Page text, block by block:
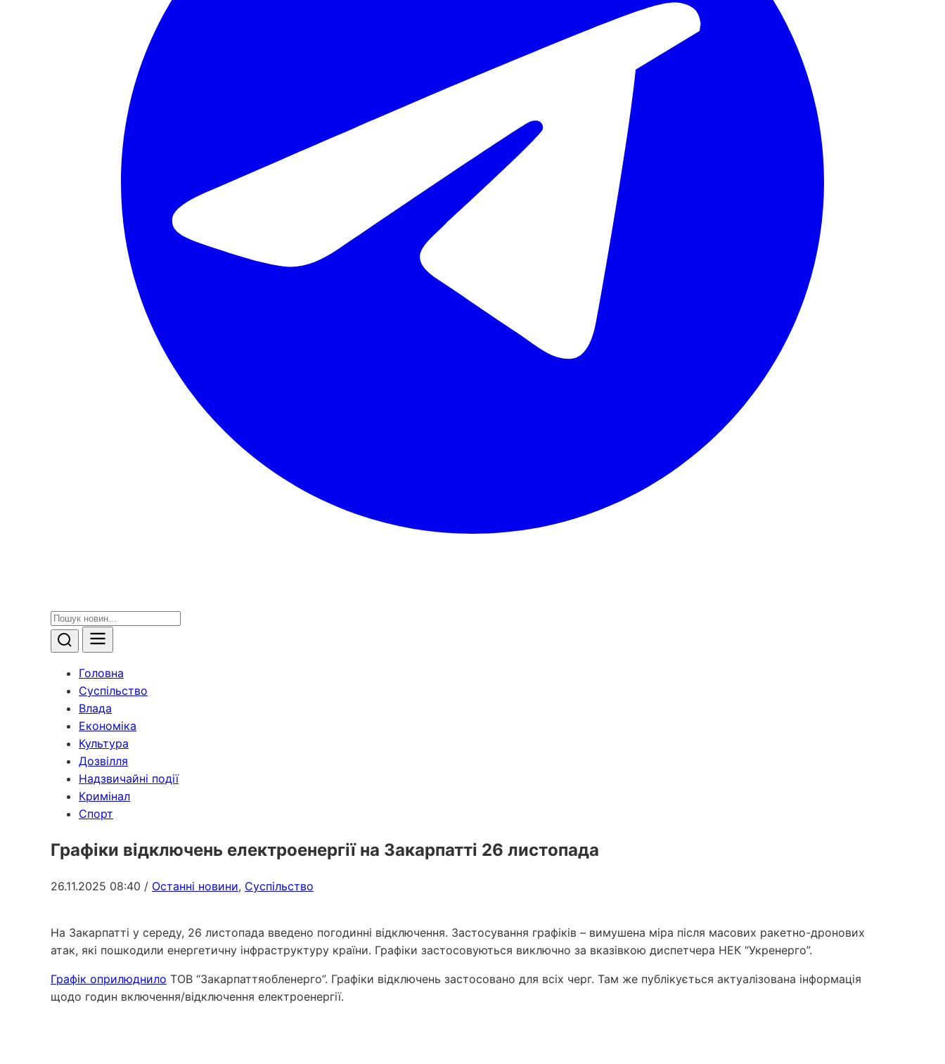
Головна
Суспільство
Влада
Економіка
Культура
Дозвілля
Надзвичайні події
Кримінал
Спорт
Графіки відключень електроенергії на Закарпатті 26 листопада
26.11.2025 08:40 / Останні новини, Суспільство
На Закарпатті у середу, 26 листопада введено погодинні відключення. Застосування графіків – вимушена міра після масових ракетно-дронових
атак, які пошкодили енергетичну інфраструктуру країни. Графіки застосовуються виключно за вказівкою диспетчера НЕК “Укренерго”.
Графік оприлюднило ТОВ “Закарпаттяобленерго”. Графіки відключень застосовано для всіх черг. Там же публікується актуалізована інформація
щодо годин включення/відключення електроенергії.